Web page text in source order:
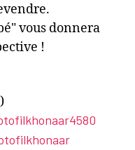
vous donnera
!